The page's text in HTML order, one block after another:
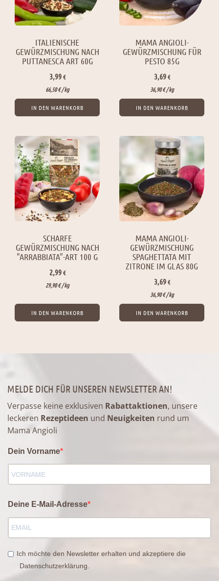
ITALIENISCHE
GEWÜRZMISCHUNG NACH
PUTTANESCA ART 60G
3,99€
66,50€/ kg
IN DEN WARENKORB
MAMA ANGIOLI-
GEWÜRZMISCHUNG FÜR
PESTO 85G
3,69€
36,90€/ kg
IN DEN WARENKORB
SCHARFE
GEWÜRZMISCHUNG NACH
"ARRABBIATA"-ART 100 G
2,99€
29,90€/ kg
IN DEN WARENKORB
MAMA ANGIOLI-
GEWÜRZMISCHUNG
SPAGHETTATA MIT
ZITRONE IM GLAS 80G
3,69€
36,90€/ kg
IN DEN WARENKORB
MELDE DICH FÜR UNSEREN NEWSLETTER AN!
Verpasse keine exklusiven Rabattaktionen, unsere
leckeren Rezeptideen und Neuigkeiten rund um
Mama Angioli
Dein Vorname
Deine E-Mail-Adresse
Ich möchte den Newsletter erhalten und akzeptiere die
Datenschutzerklärung.